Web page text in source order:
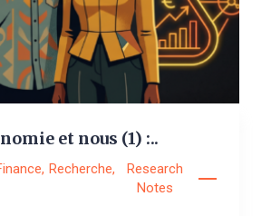
et nous (1) :..
, Recherche,
Research
Notes